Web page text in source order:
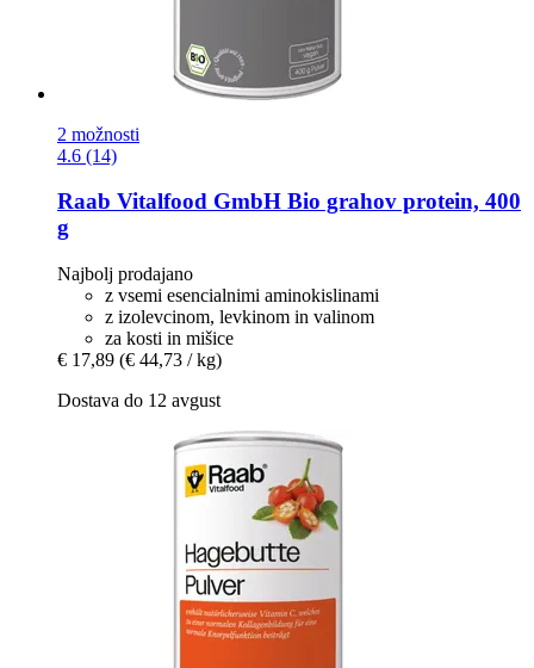
2 možnosti
4.6 (14)
Raab Vitalfood GmbH Bio grahov protein, 400
g
Najbolj prodajano
z vsemi esencialnimi aminokislinami
z izolevcinom, levkinom in valinom
za kosti in mišice
€ 17,89 (€ 44,73 / kg)
Dostava do 12 avgust